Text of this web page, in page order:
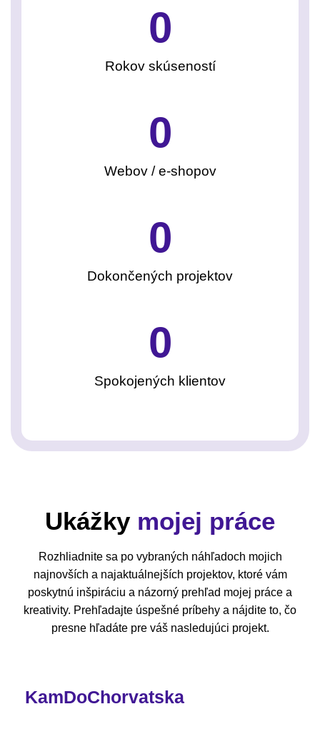
Rokov skúseností
0
Webov / e-shopov
0
Dokončených projektov
0
Spokojených klientov
0
Ukážkymojej práce
Rozhliadnite sa po vybraných náhľadoch mojich
najnovších a najaktuálnejších projektov, ktoré vám
poskytnú inšpiráciu a názorný prehľad mojej práce a
kreativity. Prehľadajte úspešné príbehy a nájdite to, čo
presne hľadáte pre váš nasledujúci projekt.
KamDoChorvatska